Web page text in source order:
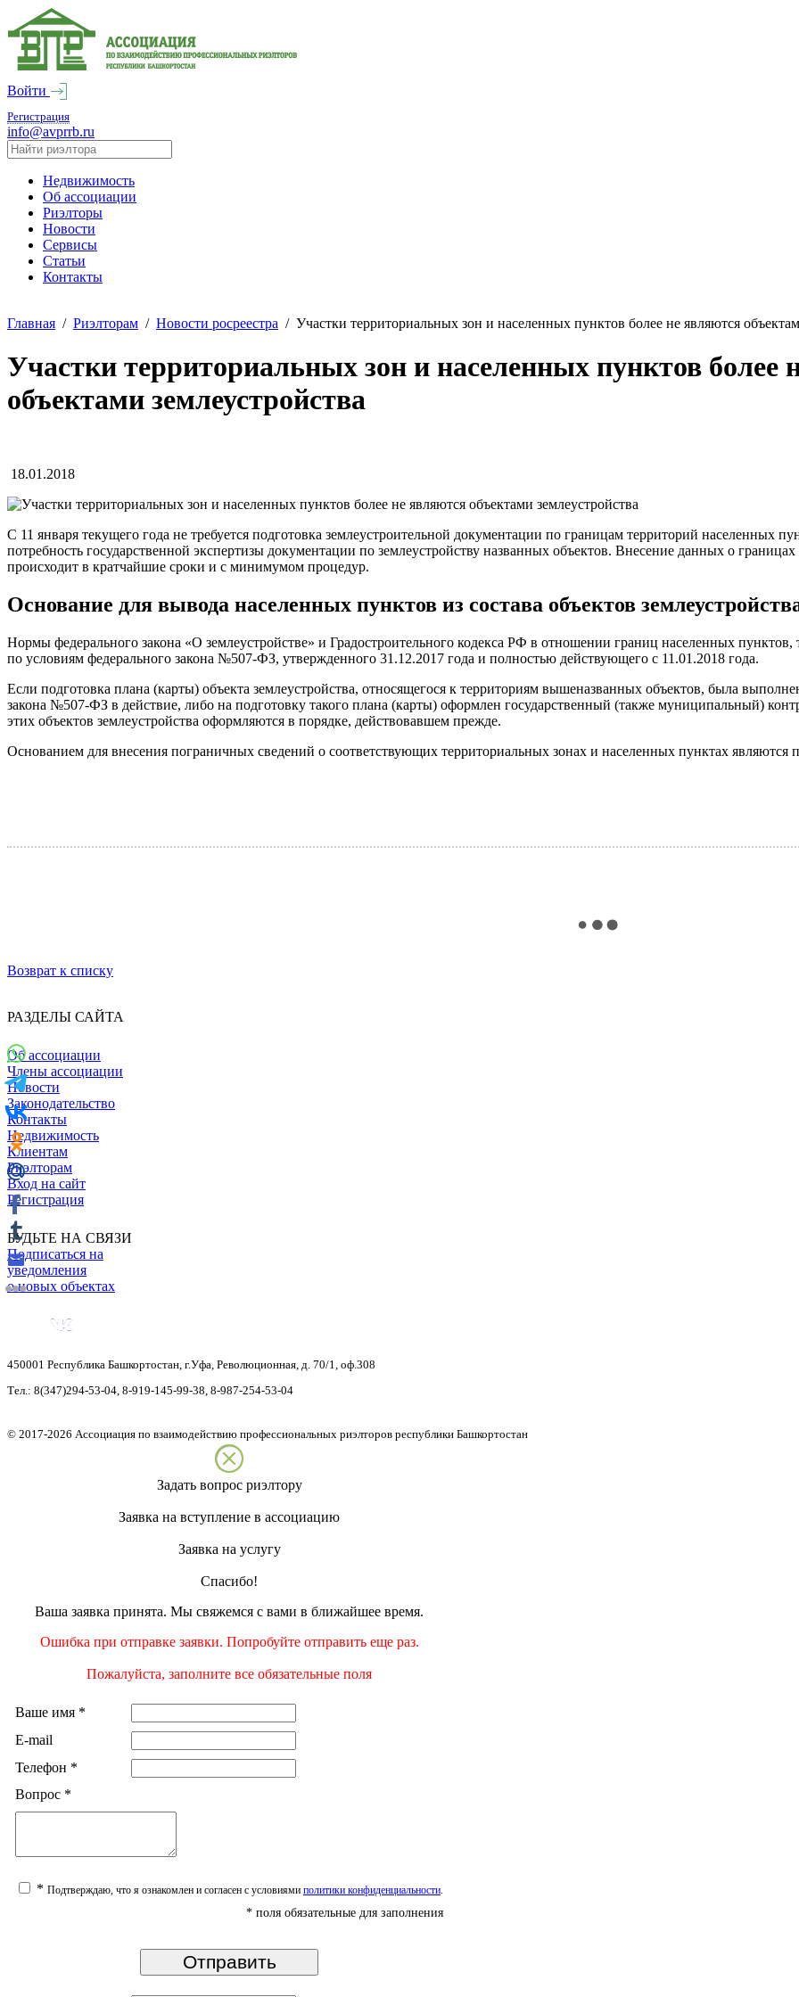
Войти
Регистрация
info@avprrb.ru
Недвижимость
Об ассоциации
Риэлторы
Новости
Сервисы
Статьи
Контакты
Главная / Риэлторам / Новости росреестра / Участки территориальных зон и населенных пунктов более не являются
Участки территориальных зон и населенных пунктов более
объектами землеустройства
18.01.2018
С 11 января текущего года не требуется подготовка землеустроительной документации по границам территорий населенных
потребность государственной экспертизы документации по землеустройству названных объектов. Внесение данных о
происходит в кратчайшие сроки и с минимумом процедур.
Основание для вывода населенных пунктов из состава объектов
Нормы федерального закона «О землеустройстве» и Градостроительного кодекса РФ в отношении границ населенных
по условиям федерального закона №507-ФЗ, утвержденного 31.12.2017 года и полностью действующего с 11.01.2018 года.
Если подготовка плана (карты) объекта землеустройства, относящегося к территориям вышеназванных объектов, была
закона №507-ФЗ в действие, либо на подготовку такого плана (карты) оформлен государственный (также муниципальный)
этих объектов землеустройства оформляются в порядке, действовавшем прежде.
Основанием для внесения пограничных сведений о соответствующих территориальных зонах и населенных пунктах являются
Возврат к списку
РАЗДЕЛЫ САЙТА
Об ассоциации
Члены ассоциации
Новости
Законодательство
Контакты
Недвижимость
Клиентам
Риэлторам
Вход на сайт
Регистрация
БУДЬТЕ НА СВЯЗИ
Подписаться на
уведомления
о новых объектах
450001 Республика Башкортостан г.Уфа Революционная, д. 70/1, оф.308
Тел.: 8(347)294-53-04 8-919-145-99-38 8-987-254-53-04
© 2017-2026 Ассоциация по взаимодействию профессиональных риэлторов республики Башкортостан
Задать вопрос риэлтору
Заявка на вступление в ассоциацию
Заявка на услугу
Спасибо!
Ваша заявка принята. Мы свяжемся с вами в ближайшее время.
Ошибка при отправке заявки. Попробуйте отправить еще раз.
Пожалуйста, заполните все обязательные поля
Ваше имя *
E-mail
Телефон *
Вопрос *
* Подтверждаю, что я ознакомлен и согласен с условиями политики конфиденциальности
* поля обязательные для заполнения